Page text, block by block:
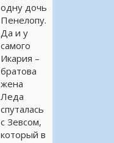
одну дочь
Пенелопу.
Да и у
самого
Икария –
братова
жена
Леда
спуталась
с Зевсом,
который в